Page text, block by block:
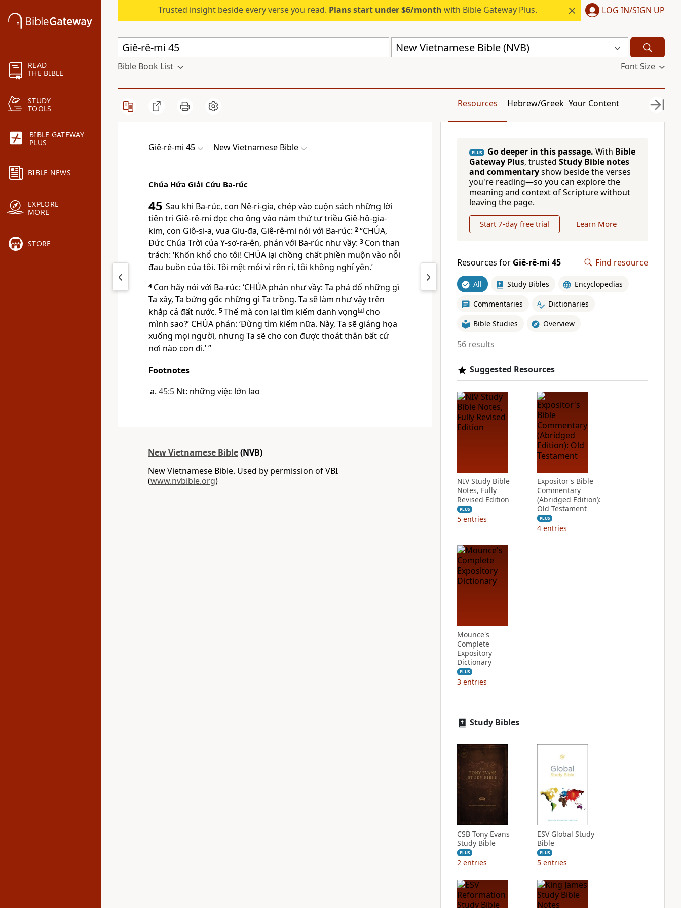
READ
THE BIBLE
STUDY
TOOLS
BIBLE GATEWAY
PLUS
BIBLE NEWS
EXPLORE
MORE
STORE
Trusted insight beside every verse you read. Plans start under $6/month with Bible Gateway Plus. LOG IN/SIGN UP
New Vietnamese Bible (NVB)
Bible Book List Font Size
Resources Hebrew/Greek Your Content
Giê-rê-mi 45 New Vietnamese Bible
Chúa Hứa Giải Cứu Ba-rúc
45 Sau khi Ba-rúc, con Nê-ri-gia, chép vào cuộn sách những lời
tiên tri Giê-rê-mi đọc cho ông vào năm thứ tư triều Giê-hô-gia-
kim, con Giô-si-a, vua Giu-đa, Giê-rê-mi nói với Ba-rúc: 2“CHÚA,
Đức Chúa Trời của Y-sơ-ra-ên, phán với Ba-rúc như vầy: 3 Con than
trách: ‘Khốn khổ cho tôi! CHÚA lại chồng chất phiền muộn vào nỗi
đau buồn của tôi. Tôi mệt mỏi vì rên rỉ, tôi không nghỉ yên.’
4 Con hãy nói với Ba-rúc: ‘CHÚA phán như vầy: Ta phá đổ những gì
Ta xây, Ta bứng gốc những gì Ta trồng. Ta sẽ làm như vậy trên
khắp cả đất nước. 5Thế mà con lại tìm kiếm danh vọng[a] cho
mình sao?’ CHÚA phán: ‘Đừng tìm kiếm nữa. Này, Ta sẽ giáng họa
xuống mọi người, nhưng Ta sẽ cho con được thoát thân bất cứ
nơi nào con đi.’ ”
Footnotes
45:5 Nt: những việc lớn lao
New Vietnamese Bible(NVB)
New Vietnamese Bible. Used by permission of VBI
(www.nvbible.org)
PLUS Go deeper in this passage. With Bible
Gateway Plus, trusted Study Bible notes
and commentaryshow beside the verses
you're reading—so you can explore the
meaning and context of Scripture without
leaving the page.
Start 7-day free trial Learn More
Resources for Giê-rê-mi 45 Find resource
All Study Bibles Encyclopedias
Commentaries Dictionaries
Bible Studies Overview
56 results
Suggested Resources
NIV Study Bible
Notes, Fully
Revised Edition
PLUS
5 entries
Expositor's Bible
Commentary
(Abridged Edition):
Old Testament
PLUS
4 entries
Mounce's
Complete
Expository
Dictionary
PLUS
3 entries
Study Bibles
CSB Tony Evans
Study Bible
PLUS
2 entries
ESV Global Study
Bible
PLUS
5 entries